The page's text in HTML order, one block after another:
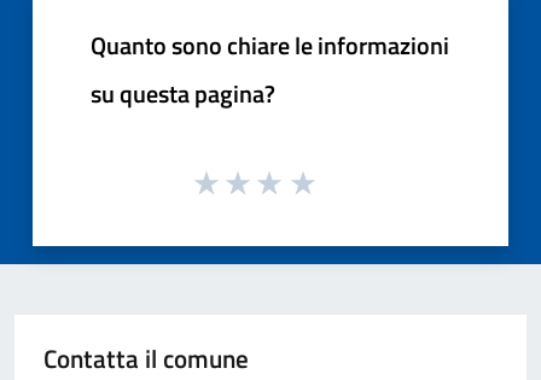
Quanto sono chiare le informazioni
su questa pagina?
Contatta il comune